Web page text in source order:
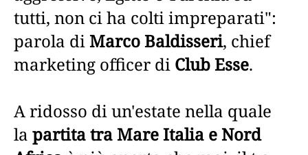
tutti, non ci ha colti impreparati":
parola diMarco Baldisseri, chief
marketing officer di Club Esse.
A ridosso di un'estate nella quale
la partita tra Mare Italia e Nord